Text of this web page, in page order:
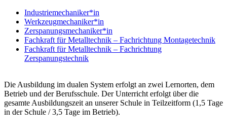
Industriemechaniker*in
Werkzeugmechaniker*in
Zerspanungsmechaniker*in
Fachkraft für Metalltechnik – Fachrichtung Montagetechnik
Fachkraft für Metalltechnik – Fachrichtung
Zerspanungstechnik
Die Ausbildung im dualen System erfolgt an zwei Lernorten, dem
Betrieb und der Berufsschule. Der Unterricht erfolgt über die
gesamte Ausbildungszeit an unserer Schule in Teilzeitform (1,5 Tage
in der Schule / 3,5 Tage im Betrieb).